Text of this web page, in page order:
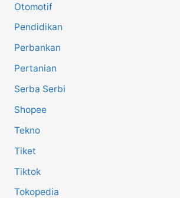
Otomotif
Pendidikan
Perbankan
Pertanian
Serba Serbi
Shopee
Tekno
Tiket
Tiktok
Tokopedia